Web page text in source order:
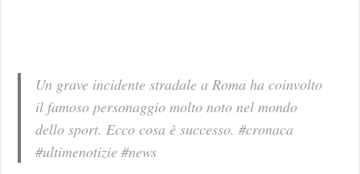
Un grave incidente stradale a Roma ha coinvolto
il famoso personaggio molto noto nel mondo
dello sport. Ecco cosa è successo. #cronaca
#ultimenotizie #news